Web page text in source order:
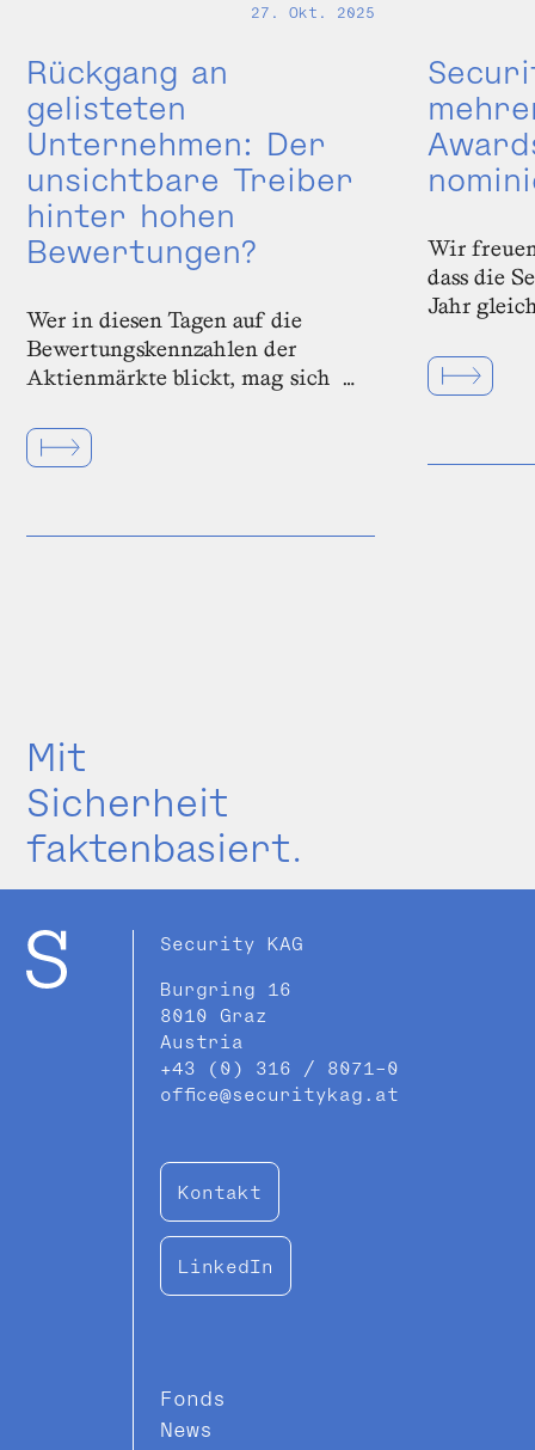
27. Okt. 2025
Rückgang an
gelisteten
Unternehmen: Der
unsichtbare Treiber
hinter hohen
Bewertungen?
Wer in diesen Tagen auf die
Bewertungskennzahlen der
Aktienmärkte blickt, mag sich …
Wir
dass die
Jahr
Mit
Sicherheit
faktenbasiert.
Security KAG
Burgring 16
8010 Graz
Austria
+43 (0) 316 / 8071-0
office@securitykag.at
Kontakt
LinkedIn
Fonds
News